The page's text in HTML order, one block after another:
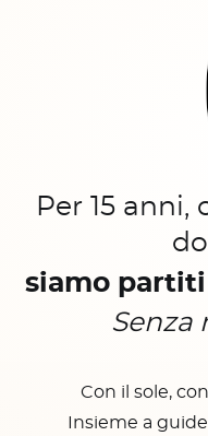
Per 15
siamo
Senza
Con il sole,
Insieme a